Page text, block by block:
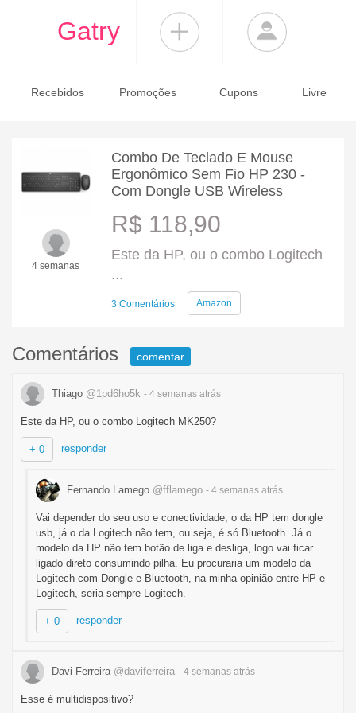
Gatry
Recebidos Promoções Cupons Livre
4 semanas
Combo De Teclado E Mouse
Ergonômico Sem Fio HP 230 -
Com Dongle USB Wireless
R$ 118,90
Este da HP, ou o combo Logitech
...
3 Comentários Amazon
Comentários comentar
Thiago @1pd6ho5k - 4 semanas atrás
Este da HP, ou o combo Logitech MK250?
+ 0 responder
Fernando Lamego @fflamego - 4 semanas atrás
Vai depender do seu uso e conectividade, o da HP tem dongle
usb, já o da Logitech não tem, ou seja, é só Bluetooth. Já o
modelo da HP não tem botão de liga e desliga, logo vai ficar
ligado direto consumindo pilha. Eu procuraria um modelo da
Logitech com Dongle e Bluetooth, na minha opinião entre HP e
Logitech, seria sempre Logitech.
+ 0 responder
Davi Ferreira @daviferreira - 4 semanas atrás
Esse é multidispositivo?